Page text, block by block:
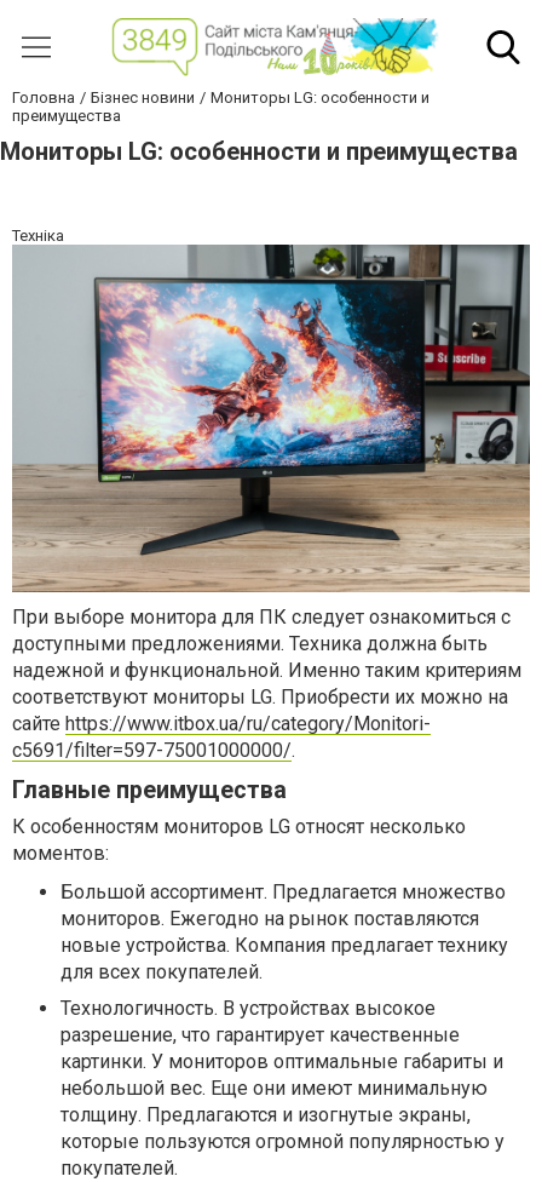
Головна Бізнес новини
Мониторы LG: особенности и
преимущества
Мониторы LG: особенности и преимущества
Техніка
При выборе монитора для ПК следует ознакомиться с
доступными предложениями. Техника должна быть
надежной и функциональной. Именно таким критериям
соответствуют мониторы LG. Приобрести их можно на
сайте https://www.itbox.ua/ru/category/Monitori-
c5691/filter=597-75001000000/.
Главные преимущества
К особенностям мониторов LG относят несколько
моментов:
Большой ассортимент. Предлагается множество
мониторов. Ежегодно на рынок поставляются
новые устройства. Компания предлагает технику
для всех покупателей.
Технологичность. В устройствах высокое
разрешение, что гарантирует качественные
картинки. У мониторов оптимальные габариты и
небольшой вес. Еще они имеют минимальную
толщину. Предлагаются и изогнутые экраны,
которые пользуются огромной популярностью у
покупателей.